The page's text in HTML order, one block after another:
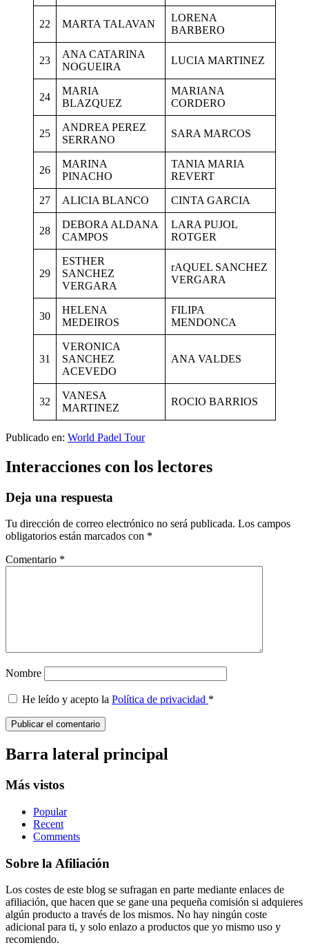
22 MARTA TALAVAN
LORENA
BARBERO
23
ANA CATARINA
NOGUEIRA
LUCIA MARTINEZ
24
MARIA
BLAZQUEZ
MARIANA
CORDERO
25
ANDREA PEREZ
SERRANO
SARA MARCOS
26
MARINA
PINACHO
TANIA MARIA
REVERT
27 ALICIA BLANCO CINTA GARCIA
28
DEBORA ALDANA
CAMPOS
LARA PUJOL
ROTGER
29
ESTHER
SANCHEZ
VERGARA
rAQUEL SANCHEZ
VERGARA
30
HELENA
MEDEIROS
FILIPA
MENDONCA
31
VERONICA
SANCHEZ
ACEVEDO
ANA VALDES
32
VANESA
MARTINEZ
ROCIO BARRIOS
Publicado en: World Padel Tour
Interacciones con los lectores
Deja una respuesta
Tu dirección de correo electrónico no será publicada. Los campos
obligatorios están marcados con *
Comentario *
Nombre
He leído y acepto la Política de privacidad *
Barra lateral principal
Más vistos
Popular
Recent
Comments
Sobre la Afiliación
Los costes de este blog se sufragan en parte mediante enlaces de
afiliación, que hacen que se gane una pequeña comisión si adquieres
algún producto a través de los mismos. No hay ningún coste
adicional para ti, y solo enlazo a productos que yo mismo uso y
recomiendo.